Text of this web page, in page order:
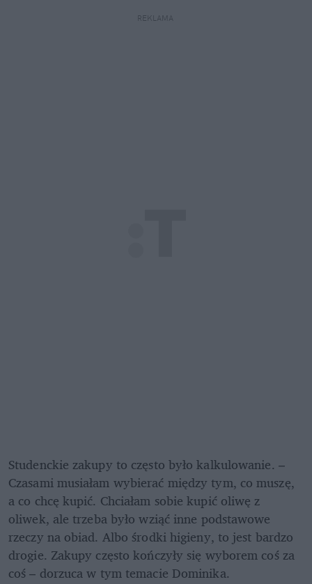
REKLAMA
Studenckie zakupy to często było kalkulowanie. –
Czasami musiałam wybierać między tym, co muszę,
a co chcę kupić. Chciałam sobie kupić oliwę z
oliwek, ale trzeba było wziąć inne podstawowe
rzeczy na obiad. Albo środki higieny, to jest bardzo
drogie. Zakupy często kończyły się wyborem coś za
coś – dorzuca w tym temacie Dominika.